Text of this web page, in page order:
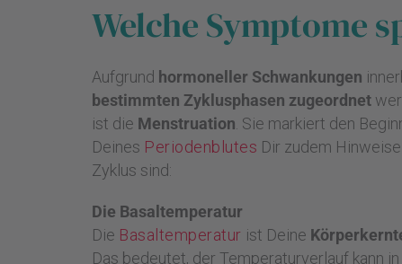
Welche Symptome
Aufgrund hormoneller Schwankungen
bestimmten Zyklusphasen zugeordnet
ist die Menstruation . Sie markiert den
Deines Periodenblutes Dir zudem
Zyklus sind:
Die Basaltemperatur
Die Basaltemperatur ist Deine
Das bedeutet, der Temperaturverlauf kann